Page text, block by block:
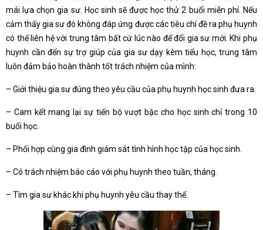
mái lựa chọn gia sư. Học sinh sẽ được học thử 2 buổi miễn phí. Nếu
cảm thấy gia sư đó không đáp ứng được các tiêu chí đề ra phụ huynh
có thể liên hệ với trung tâm bất cứ lúc nào để đổi gia sư mới. Khi phụ
huynh cần đến sự trợ giúp của gia sư dạy kèm tiểu học, trung tâm
luôn đảm bảo hoàn thành tốt trách nhiệm của mình:
– Giới thiệu gia sư đúng theo yêu cầu của phụ huynh học sinh đưa ra.
– Cam kết mang lại sự tiến bộ vượt bậc cho học sinh chỉ trong 10
buổi học.
– Phối hợp cùng gia đình giám sát tình hình học tập của học sinh.
– Có trách nhiệm báo cáo với phụ huynh theo tuần, tháng.
– Tìm gia sư khác khi phụ huynh yêu cầu thay thế.